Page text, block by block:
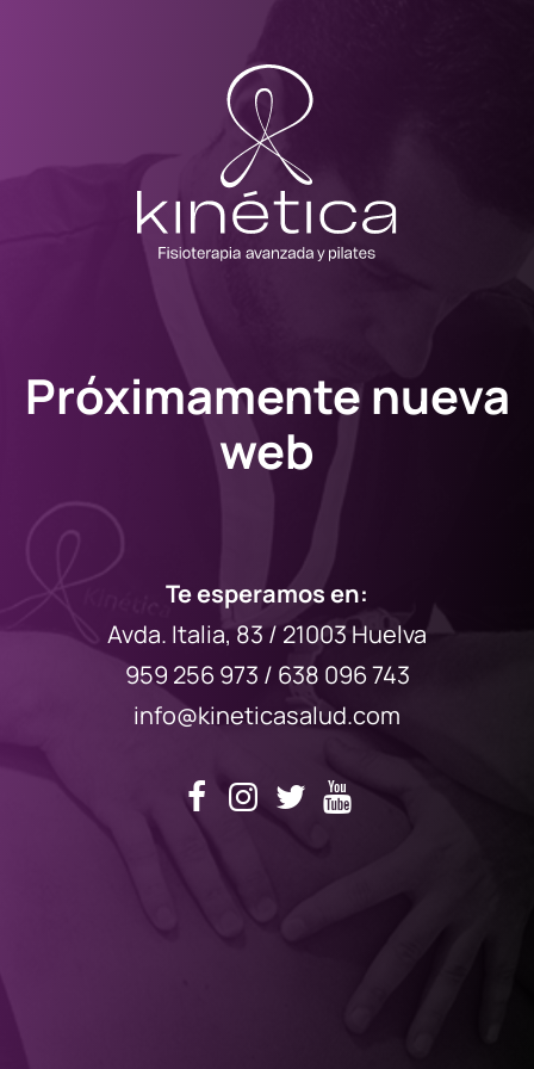
Próximamente nueva
web
Te esperamos en:
Avda. Italia, 83 / 21003 Huelva
959 256 973 / 638 096 743
info@kineticasalud.com